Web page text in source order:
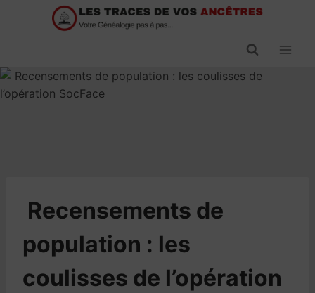
​Recensements de
population : les
coulisses de l’opération